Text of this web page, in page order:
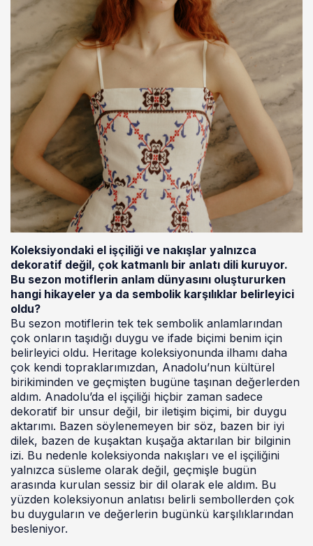
Koleksiyondaki el işçiliği ve nakışlar yalnızca
dekoratif değil, çok katmanlı bir anlatı dili kuruyor.
Bu sezon motiflerin anlam dünyasını oluştururken
hangi hikayeler ya da sembolik karşılıklar belirleyici
oldu?
Bu sezon motiflerin tek tek sembolik anlamlarından
çok onların taşıdığı duygu ve ifade biçimi benim için
belirleyici oldu. Heritage koleksiyonunda ilhamı daha
çok kendi topraklarımızdan, Anadolu’nun kültürel
birikiminden ve geçmişten bugüne taşınan değerlerden
aldım. Anadolu’da el işçiliği hiçbir zaman sadece
dekoratif bir unsur değil, bir iletişim biçimi, bir duygu
aktarımı. Bazen söylenemeyen bir söz, bazen bir iyi
dilek, bazen de kuşaktan kuşağa aktarılan bir bilginin
izi. Bu nedenle koleksiyonda nakışları ve el işçiliğini
yalnızca süsleme olarak değil, geçmişle bugün
arasında kurulan sessiz bir dil olarak ele aldım. Bu
yüzden koleksiyonun anlatısı belirli sembollerden çok
bu duyguların ve değerlerin bugünkü karşılıklarından
besleniyor.